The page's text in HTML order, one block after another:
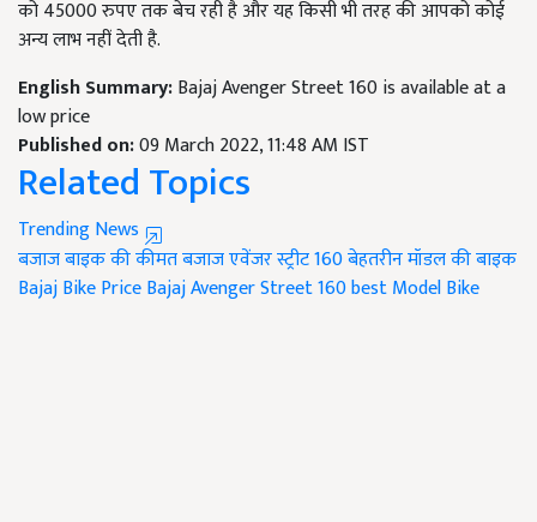
को 45000 रुपए तक बेच रही है और यह किसी भी तरह की आपको कोई
अन्य लाभ नहीं देती है.
English Summary:Bajaj Avenger Street 160 is available at a
low price
Published on:09 March 2022, 11:48 AM IST
Related Topics
Trending News
बजाज बाइक की कीमतबजाज एवेंजर स्ट्रीट 160बेहतरीन मॉडल की बाइक
Bajaj Bike Price Bajaj Avenger Street 160 best Model Bike